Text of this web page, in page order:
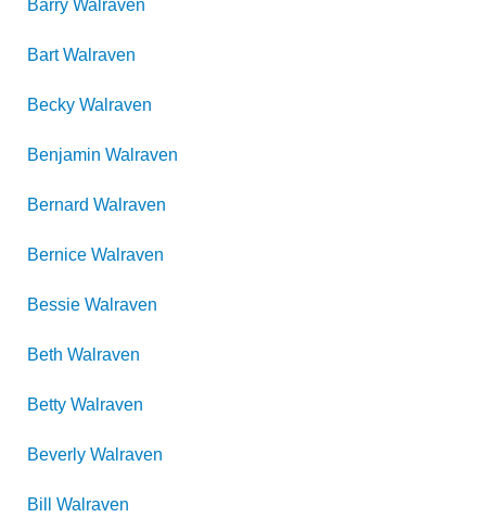
Barry Walraven
Bart Walraven
Becky Walraven
Benjamin Walraven
Bernard Walraven
Bernice Walraven
Bessie Walraven
Beth Walraven
Betty Walraven
Beverly Walraven
Bill Walraven